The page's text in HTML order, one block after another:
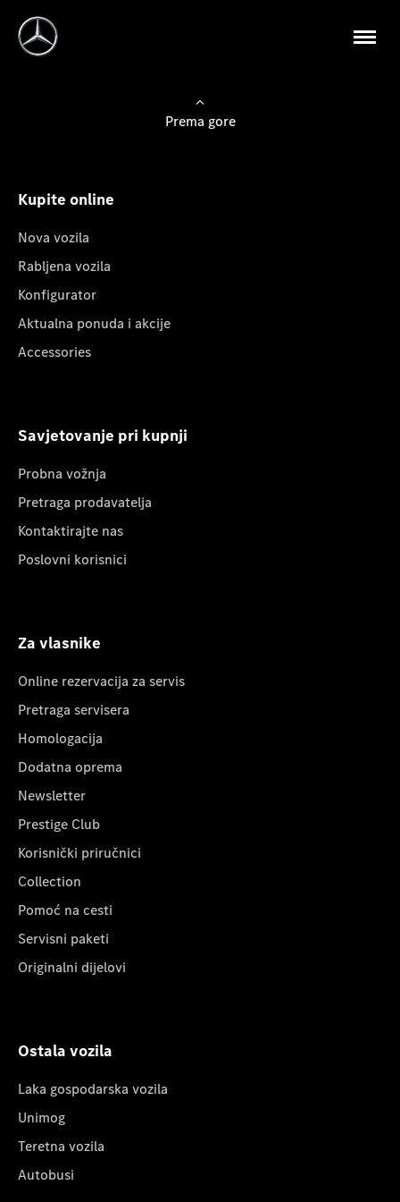
Prema gore
Kupite online
Nova vozila
Rabljena vozila
Konfigurator
Aktualna ponuda i akcije
Accessories
Savjetovanje pri kupnji
Probna vožnja
Pretraga prodavatelja
Kontaktirajte nas
Poslovni korisnici
Za vlasnike
Online rezervacija za servis
Pretraga servisera
Homologacija
Dodatna oprema
Newsletter
Prestige Club
Korisnički priručnici
Collection
Pomoć na cesti
Servisni paketi
Originalni dijelovi
Ostala vozila
Laka gospodarska vozila
Unimog
Teretna vozila
Autobusi